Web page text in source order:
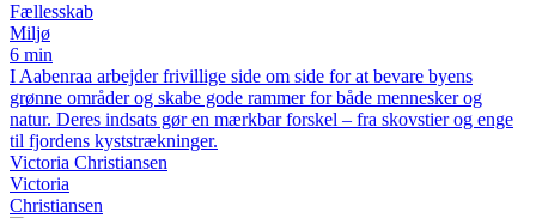
Fællesskab
Miljø
6 min
I Aabenraa arbejder frivillige side om side for at bevare byens
grønne områder og skabe gode rammer for både mennesker og
natur. Deres indsats gør en mærkbar forskel – fra skovstier og enge
til fjordens kyststrækninger.
Victoria Christiansen
Victoria
Christiansen